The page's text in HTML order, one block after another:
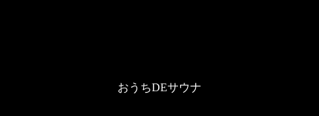
おうちDEサウナ